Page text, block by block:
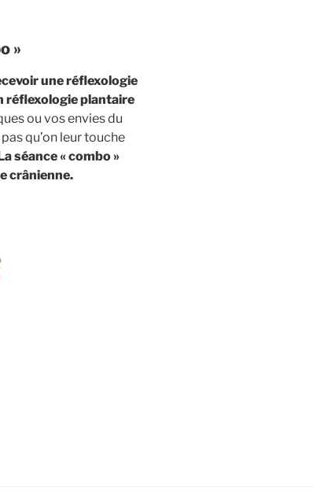
»
une réflexologie
réflexologie plantaire
ou vos envies du
qu’on leur touche
séance « combo »
crânienne.